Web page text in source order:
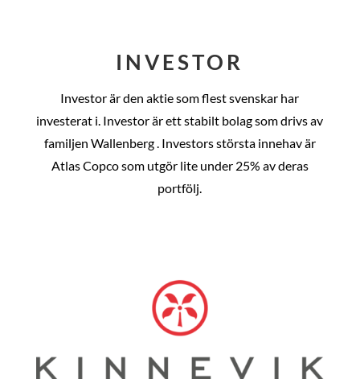
INVESTOR
Investor är den aktie som flest svenskar har
investerat i. Investor är ett stabilt bolag som drivs av
familjen Wallenberg . Investors största innehav är
Atlas Copco som utgör lite under 25% av deras
portfölj.